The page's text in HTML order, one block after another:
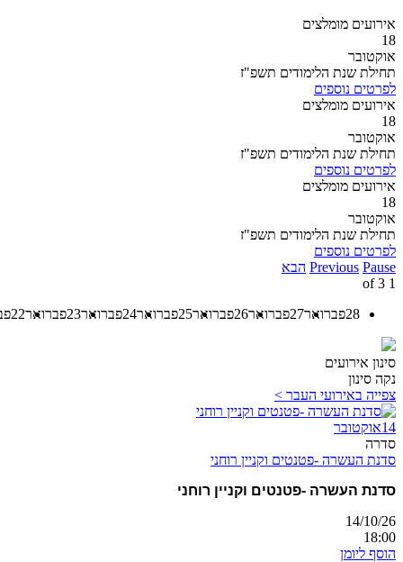
אירועים מומלצים
18
אוקטובר
תחילת שנת הלימודים תשפ"ז
לפרטים נוספים
אירועים מומלצים
18
אוקטובר
תחילת שנת הלימודים תשפ"ז
לפרטים נוספים
אירועים מומלצים
18
אוקטובר
תחילת שנת הלימודים תשפ"ז
לפרטים נוספים
Previous Pause
הבא
1
3
28פברואר27פברואר26פברואר25פברואר24פברואר23פברואר22
סינון אירועים
נקה סינון
צפייה באירועי העבר >
14אוקטובר
סדרה
סדנת העשרה -פטנטים וקניין רוחני
סדנת העשרה -פטנטים וקניין רוחני
14/10/26
18:00
הוסף ליומן